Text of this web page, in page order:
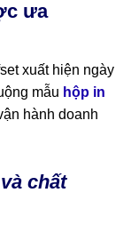
ưa
xuất hiện ngày
mẫu hộp in
hành doanh
chất